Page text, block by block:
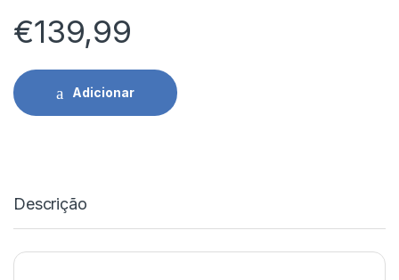
€139,99
Adicionar
Descrição